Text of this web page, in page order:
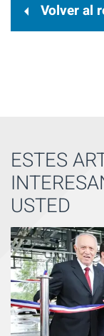
Volver al
ESTES
USTED